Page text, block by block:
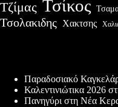
Τζίμας Τσίκος
Τσολακιδης Χακτσης
Παραδοσιακό
Καλεντινιώτικα 2026
Πανηγύρι στη Νέα